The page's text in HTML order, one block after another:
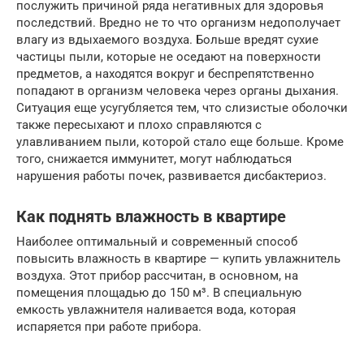
послужить причиной ряда негативных для здоровья
последствий. Вредно не то что организм недополучает
влагу из вдыхаемого воздуха. Больше вредят сухие
частицы пыли, которые не оседают на поверхности
предметов, а находятся вокруг и беспрепятственно
попадают в организм человека через органы дыхания.
Ситуация еще усугубляется тем, что слизистые оболочки
также пересыхают и плохо справляются с
улавливанием пыли, которой стало еще больше. Кроме
того, снижается иммунитет, могут наблюдаться
нарушения работы почек, развивается дисбактериоз.
Как поднять влажность в квартире
Наиболее оптимальный и современный способ
повысить влажность в квартире — купить увлажнитель
воздуха. Этот прибор рассчитан, в основном, на
помещения площадью до 150 м³. В специальную
емкость увлажнителя наливается вода, которая
испаряется при работе прибора.